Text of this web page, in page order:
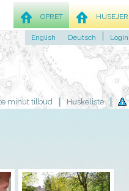
minut tilbud Huskeliste
HUSEJER
OPRET
English Deutsch Login